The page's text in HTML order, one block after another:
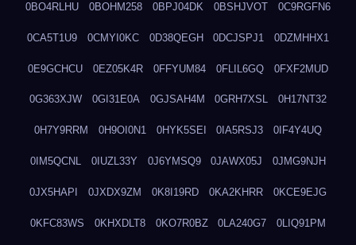
0BO4RLHU 0BOHM258 0BPJ04DK 0BSHJVOT 0C9RGFN6
0CA5T1U9 0CMYI0KC 0D38QEGH 0DCJSPJ1 0DZMHHX1
0E9GCHCU 0EZ05K4R 0FFYUM84 0FLIL6GQ 0FXF2MUD
0G363XJW 0GI31E0A 0GJSAH4M 0GRH7XSL 0H17NT32
0H7Y9RRM 0H9OI0N1 0HYK5SEI 0IA5RSJ3 0IF4Y4UQ
0IM5QCNL 0IUZL33Y 0J6YMSQ9 0JAWX05J 0JMG9NJH
0JX5HAPI 0JXDX9ZM 0K8I19RD 0KA2KHRR 0KCE9EJG
0KFC83WS 0KHXDLT8 0KO7R0BZ 0LA240G7 0LIQ91PM